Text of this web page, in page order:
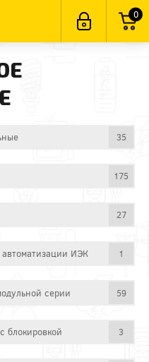
0
35
175
27
ИЭК 1
серии 59
блокировкой 3